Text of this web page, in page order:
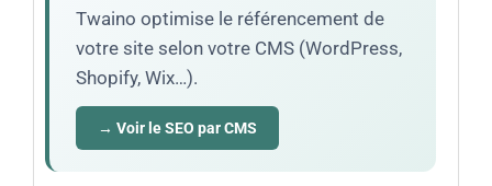
Twaino optimise le référencement de
votre site selon votre CMS (WordPress,
Shopify, Wix…).
→ Voir le SEO par CMS